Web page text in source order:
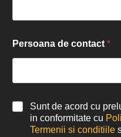
Persoana de contact *
Sunt de acord cu
in conformitate cu
Termenii si conditiile